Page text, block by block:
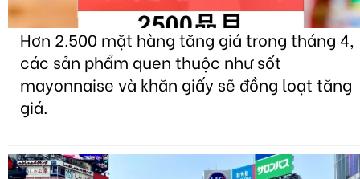
Hơn 2.500 mặt hàng tăng giá trong tháng 4,
các sản phẩm quen thuộc như sốt
mayonnaise và khăn giấy sẽ đồng loạt tăng
giá.